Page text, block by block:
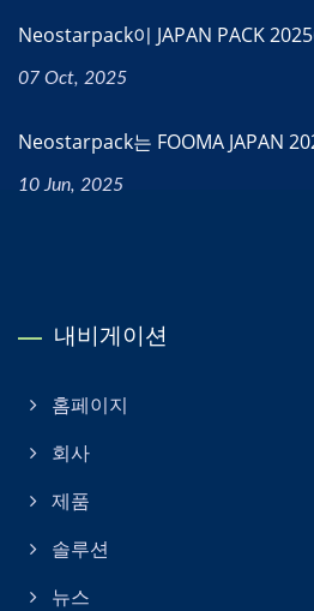
Neostarpack이 JAPAN PACK
07 Oct, 2025
Neostarpack는 FOOMA JAPAN
10 Jun, 2025
내비게이션
홈페이지
회사
제품
솔루션
뉴스